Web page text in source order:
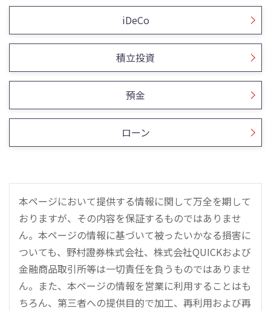
iDeCo
積立投資
預金
ローン
本ページにおいて提供する情報に関して万全を期して
おりますが、その内容を保証するものではありませ
ん。本ページの情報に基づいて被ったいかなる損害に
ついても、野村證券株式会社、株式会社QUICKおよび
金融商品取引所等は一切責任を負うものではありませ
ん。また、本ページの情報を営業に利用することはも
ちろん、第三者への提供目的で加工、再利用および再